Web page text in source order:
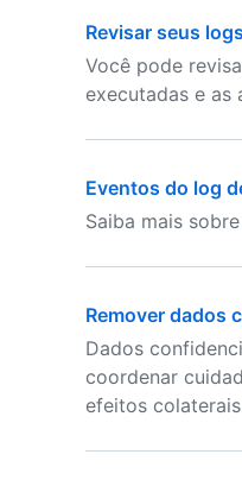
Revisar seus
Você pode
executadas e as
Eventos do log
Saiba mais
Remover dados
Dados
coordenar
efeitos